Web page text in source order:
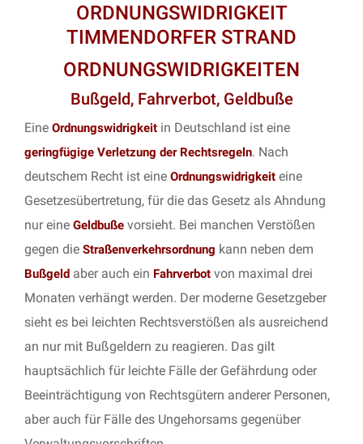
ORDNUNGSWIDRIGKEIT
TIMMENDORFER STRAND
ORDNUNGSWIDRIGKEITEN
Bußgeld, Fahrverbot, Geldbuße
Eine Ordnungswidrigkeit in Deutschland ist eine
geringfügige Verletzung der Rechtsregeln. Nach
deutschem Recht ist eine Ordnungswidrigkeit eine
Gesetzesübertretung, für die das Gesetz als Ahndung
nur eine Geldbuße vorsieht. Bei manchen Verstößen
gegen die Straßenverkehrsordnung kann neben dem
Bußgeld aber auch ein Fahrverbot von maximal drei
Monaten verhängt werden. Der moderne Gesetzgeber
sieht es bei leichten Rechtsverstößen als ausreichend
an nur mit Bußgeldern zu reagieren. Das gilt
hauptsächlich für leichte Fälle der Gefährdung oder
Beeinträchtigung von Rechtsgütern anderer Personen,
aber auch für Fälle des Ungehorsams gegenüber